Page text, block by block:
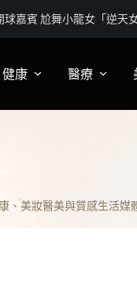
教育到生命陪伴 黛玉老
健康
營養
醫療
醫師訪談
、美妝醫美與質感生活媒